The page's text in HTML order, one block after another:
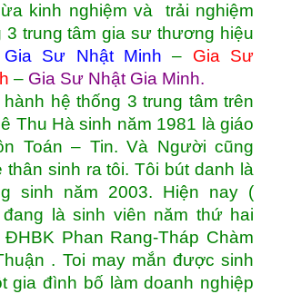
kinh nghiệm và trải nghiệm
3 trung tâm gia sư thương hiệu
Gia Sư Nhật Minh –
Gia Sư
– Gia Sư Nhật Gia Minh.
hệ thống 3 trung tâm trên
Thu Hà sinh năm 1981 là giáo
Toán – Tin. Và Người cũng
thân sinh ra tôi. Tôi bút danh là
sinh năm 2003. Hiện nay (
là sinh viên năm thứ hai
Phan Rang-Tháp Chàm
. Toi may mắn được sinh
gia đình bố làm doanh nghiệp